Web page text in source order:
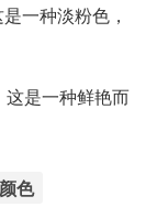
一种淡粉色，
是一种鲜艳而
颜色